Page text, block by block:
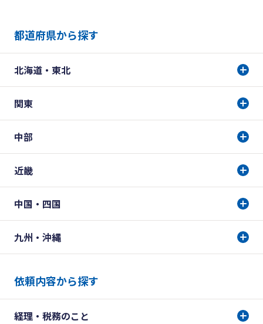
都道府県から探す
北海道・東北
関東
中部
近畿
中国・四国
九州・沖縄
依頼内容から探す
経理・税務のこと